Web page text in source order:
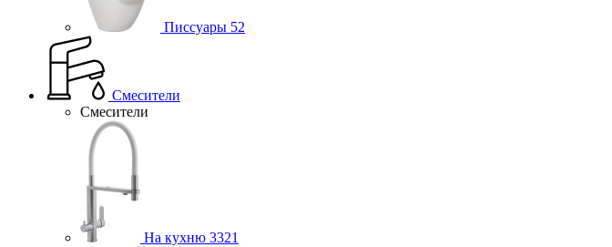
Писсуары 52
Смесители
Смесители
На кухню 3321